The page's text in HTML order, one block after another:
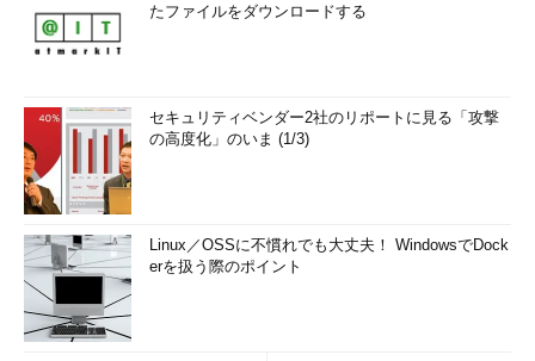
たファイルをダウンロードする
セキュリティベンダー2社のリポートに見る「攻撃
の高度化」のいま (1/3)
Linux／OSSに不慣れでも大丈夫！ WindowsでDock
erを扱う際のポイント